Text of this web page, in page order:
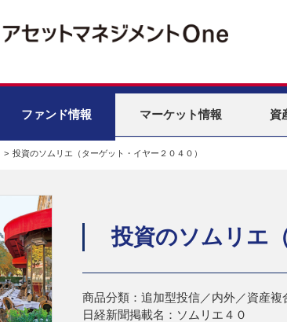
ファンド情報 マーケット情報 資
> 投資のソムリエ（ターゲット・イヤー２０４０）
投資のソムリエ
商品分類：追加型投信／内外／資産複
日経新聞掲載名：ソムリエ４０